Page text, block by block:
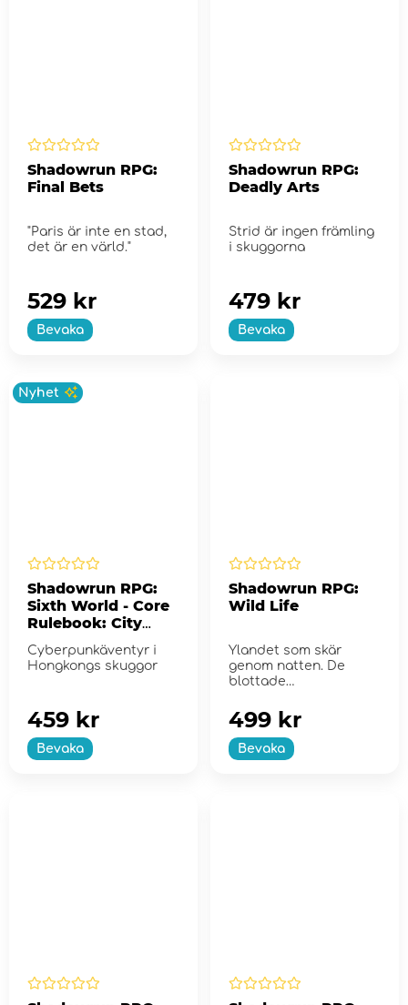
Shadowrun RPG:
Final Bets
"Paris är inte en stad,
det är en värld."
Bevaka
529 kr
Shadowrun RPG:
Deadly Arts
Strid är ingen främling
i skuggorna
Bevaka
479 kr
Nyhet
Shadowrun RPG:
Sixth World - Core
Rulebook: City
Edition: Hong Kong
Cyberpunkäventyr i
Hongkongs skuggor
Bevaka
459 kr
Shadowrun RPG:
Wild Life
Ylandet som skär
genom natten. De
blottade
mörk korrido...
Bevaka
499 kr